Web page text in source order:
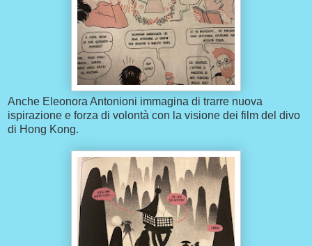
Anche Eleonora Antonioni immagina di trarre nuova
ispirazione e forza di volontà con la visione dei film del divo
di Hong Kong.